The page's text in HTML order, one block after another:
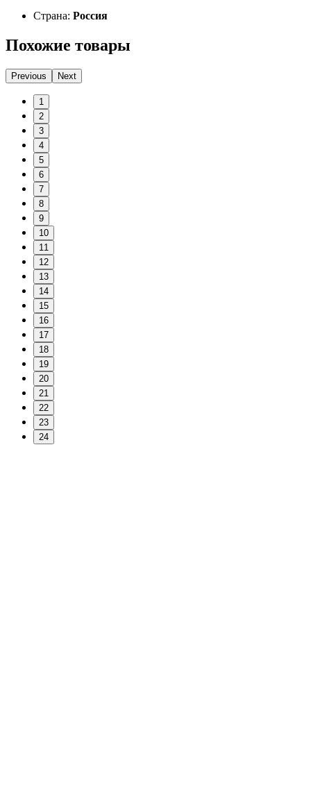
Страна: Россия
Похожие товары
Previous Next
1
2
3
4
5
6
7
8
9
10
11
12
13
14
15
16
17
18
19
20
21
22
23
24